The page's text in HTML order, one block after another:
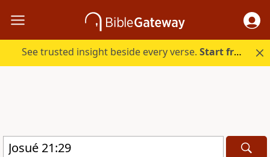
See trusted insight beside every verse.Start free.